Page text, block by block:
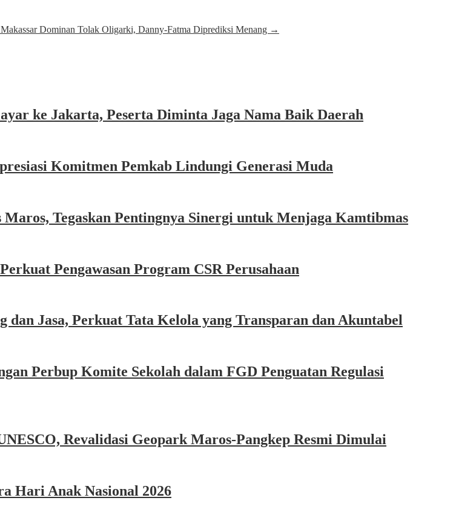
Dominan Tolak Oligarki, Danny-Fatma Diprediksi Menang →
ke Jakarta, Peserta Diminta Jaga Nama Baik Daerah
Komitmen Pemkab Lindungi Generasi Muda
Tegaskan Pentingnya Sinergi untuk Menjaga Kamtibmas
Pengawasan Program CSR Perusahaan
Jasa, Perkuat Tata Kelola yang Transparan dan Akuntabel
Perbup Komite Sekolah dalam FGD Penguatan Regulasi
Revalidasi Geopark Maros-Pangkep Resmi Dimulai
Hari Anak Nasional 2026